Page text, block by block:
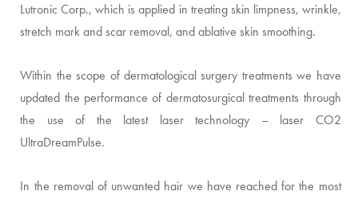
Lutronic Corp., which is applied in treating skin limpness, wrinkle,
stretch mark and scar removal, and ablative skin smoothing.
Within the scope of dermatological surgery treatments we have
updated the performance of dermatosurgical treatments through
the use of the latest laser technology – laser CO2
UltraDreamPulse.
In the removal of unwanted hair we have reached for the most